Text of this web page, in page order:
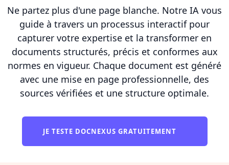
Ne partez plus d'une page blanche. Notre IA vous
guide à travers un processus interactif pour
capturer votre expertise et la transformer en
documents structurés, précis et conformes aux
normes en vigueur. Chaque document est généré
avec une mise en page professionnelle, des
sources vérifiées et une structure optimale.
JE TESTE DOCNEXUS GRATUITEMENT